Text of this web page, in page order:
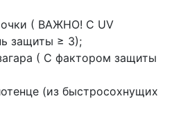
( ВАЖНО! С UV
защиты ≥ 3);
( С фактором защиты
(из быстросохнущих